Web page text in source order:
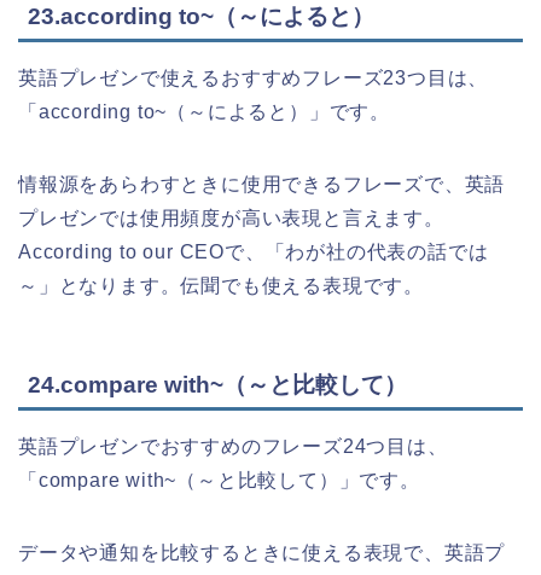
23.according to~（～によると）
英語プレゼンで使えるおすすめフレーズ23つ目は、
「according to~（～によると）」です。
情報源をあらわすときに使用できるフレーズで、英語
プレゼンでは使用頻度が高い表現と言えます。
According to our CEOで、「わが社の代表の話では
～」となります。伝聞でも使える表現です。
24.compare with~（～と比較して）
英語プレゼンでおすすめのフレーズ24つ目は、
「compare with~（～と比較して）」です。
データや通知を比較するときに使える表現で、英語プ